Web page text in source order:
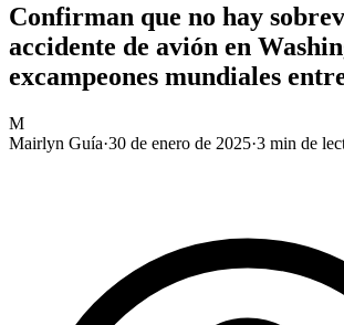
Confirman que no hay
accidente de avión en
excampeones mundiales
M
Mairlyn Guía·30 de enero de 2025·3 min de